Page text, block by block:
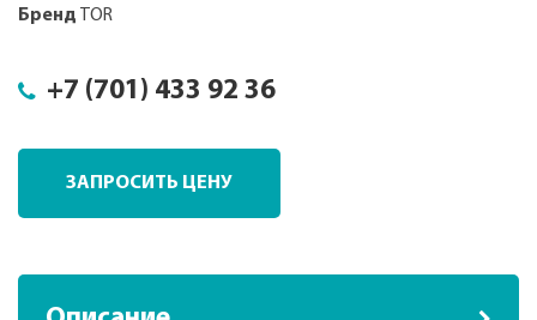
Бренд
TOR
+7 (701) 433 92 36
ЗАПРОСИТЬ ЦЕНУ